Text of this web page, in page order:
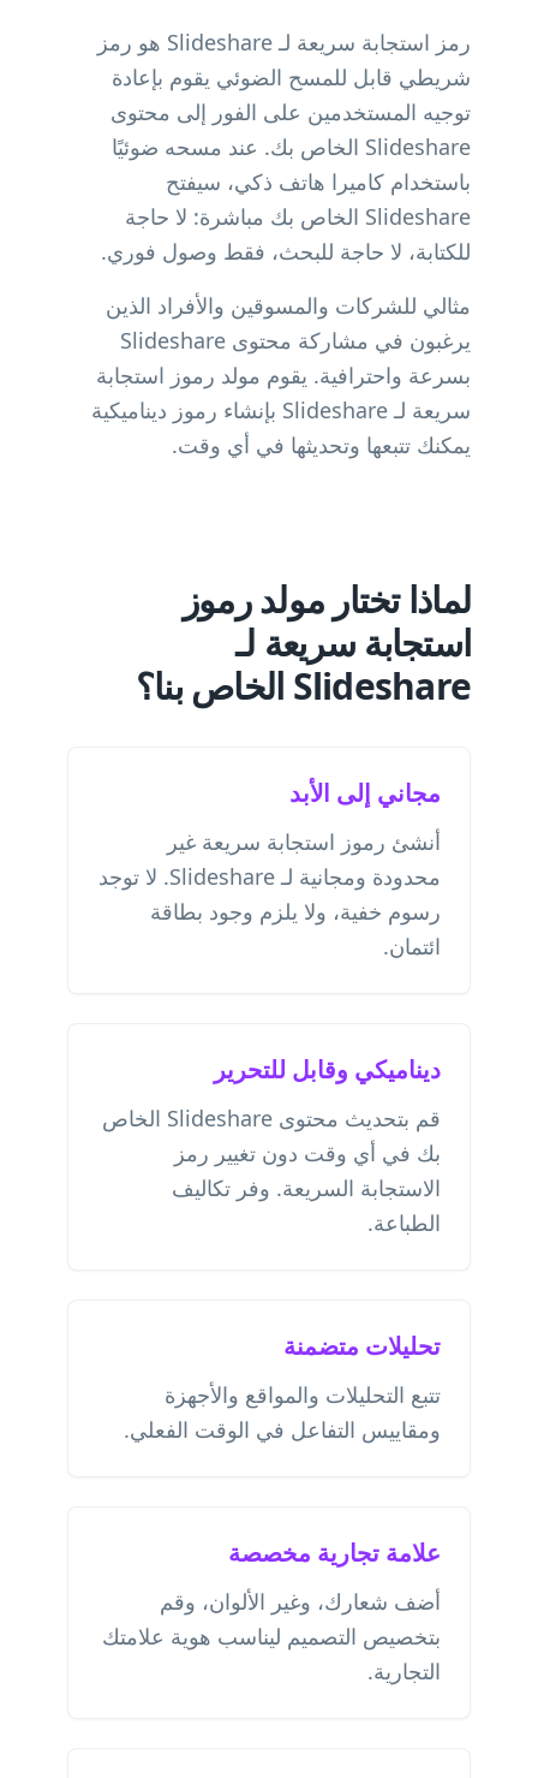
رمز استجابة سريعة لـ Slideshare هو رمز
شريطي قابل للمسح الضوئي يقوم بإعادة
توجيه المستخدمين على الفور إلى محتوى
Slideshare الخاص بك. عند مسحه ضوئيًا
باستخدام كاميرا هاتف ذكي، سيفتح
Slideshare الخاص بك مباشرة: لا حاجة
للكتابة، لا حاجة للبحث، فقط وصول فوري.
مثالي للشركات والمسوقين والأفراد الذين
يرغبون في مشاركة محتوى Slideshare
بسرعة واحترافية. يقوم مولد رموز استجابة
سريعة لـ Slideshare بإنشاء رموز ديناميكية
يمكنك تتبعها وتحديثها في أي وقت.
لماذا تختار مولد رموز
استجابة سريعة لـ
Slideshare الخاص بنا؟
مجاني إلى الأبد
أنشئ رموز استجابة سريعة غير
محدودة ومجانية لـ Slideshare. لا توجد
رسوم خفية، ولا يلزم وجود بطاقة
ائتمان.
ديناميكي وقابل للتحرير
قم بتحديث محتوى Slideshare الخاص
بك في أي وقت دون تغيير رمز
الاستجابة السريعة. وفر تكاليف
الطباعة.
تحليلات متضمنة
تتبع التحليلات والمواقع والأجهزة
ومقاييس التفاعل في الوقت الفعلي.
علامة تجارية مخصصة
أضف شعارك، وغير الألوان، وقم
بتخصيص التصميم ليناسب هوية علامتك
التجارية.